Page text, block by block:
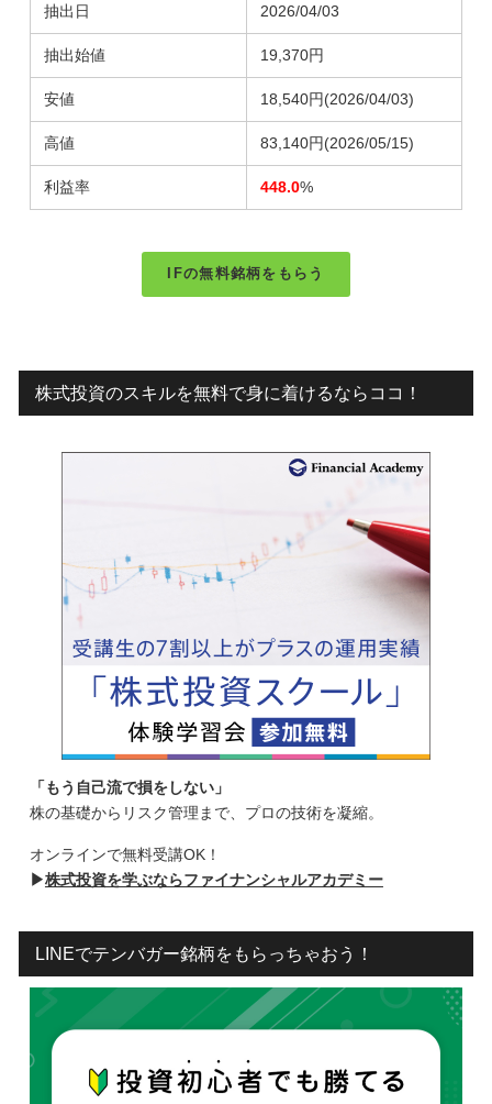
抽出日 2026/04/03
抽出始値 19,370円
安値 18,540円 (2026/04/03)
高値 83,140円 (2026/05/15)
利益率 448.0%
IFの無料銘柄をもらう
株式投資のスキルを無料で身に着けるならココ！
「もう自己流で損をしない」
株の基礎からリスク管理まで、プロの技術を凝縮。
オンラインで無料受講OK！
▶株式投資を学ぶならファイナンシャルアカデミー
LINEでテンバガー銘柄をもらっちゃおう！